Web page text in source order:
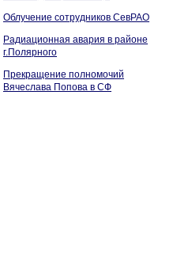
Облучение сотрудников СевРАО
Радиационная авария в районе
г.Полярного
Прекращение полномочий
Вячеслава Попова в СФ